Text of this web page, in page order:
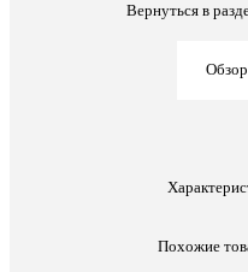
Вернуться в
Похожие